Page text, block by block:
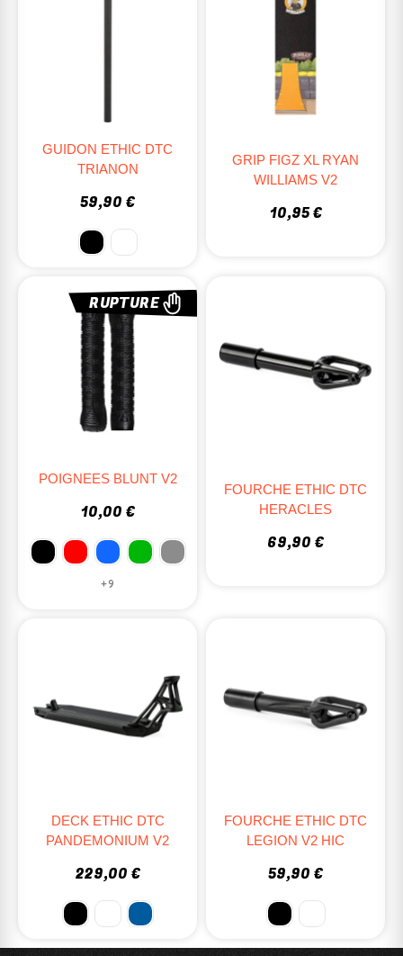
GUIDON ETHIC DTC
TRIANON
59,90 €
GRIP FIGZ XL RYAN
WILLIAMS V2
10,95 €
RUPTURE
POIGNEES BLUNT V2
10,00 €
+9
FOURCHE ETHIC DTC
HERACLES
69,90 €
DECK ETHIC DTC
PANDEMONIUM V2
229,00 €
FOURCHE ETHIC DTC
LEGION V2 HIC
59,90 €